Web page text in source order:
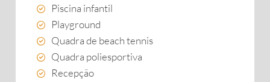
Piscina infantil
Playground
Quadra de beach tennis
Quadra poliesportiva
Recepção